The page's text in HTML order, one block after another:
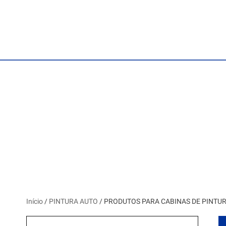
Início / PINTURA AUTO / PRODUTOS PARA CABINAS DE